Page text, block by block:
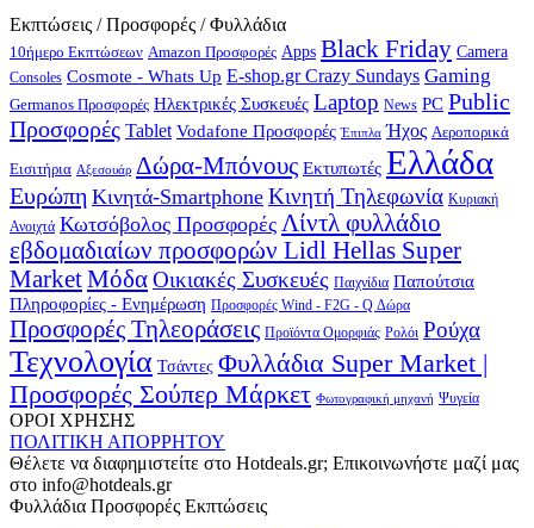
Εκπτώσεις / Προσφορές / Φυλλάδια
10ήμερο Εκπτώσεων Amazon Προσφορές Apps Black Friday Camera
Consoles Cosmote - Whats Up E-shop.gr Crazy Sundays Gaming
Germanos Προσφορές Hλεκτρικές Συσκευές Laptop News PC Public
Προσφορές Tablet Vodafone Προσφορές Έπιπλα Ήχος Αεροπορικά
Εισιτήρια Αξεσουάρ Δώρα-Μπόνους Εκτυπωτές Ελλάδα
Ευρώπη Κινητά-Smartphone Κινητή Τηλεφωνία Κυριακή
Ανοιχτά Κωτσόβολος Προσφορές Λίντλ φυλλάδιο
εβδομαδιαίων προσφορών Lidl Hellas Super
MarketΜόδαΟικιακές Συσκευές Παιχνίδια Παπούτσια
Πληροφορίες - Ενημέρωση Προσφορές Wind - F2G - Q Δώρα
Προσφορές Τηλεοράσεις Προϊόντα Ομορφιάς Ρολόι Ρούχα
Τεχνολογία Τσάντες Φυλλάδια Super Market |
Προσφορές Σούπερ Μάρκετ Φωτογραφική μηχανή Ψυγεία
ΟΡΟΙ ΧΡΗΣΗΣ
ΠΟΛΙΤΙΚΗ ΑΠΟΡΡΗΤΟΥ
Θέλετε να διαφημιστείτε στο Hotdeals.gr; Επικοινωνήστε μαζί μας
στο info@hotdeals.gr
Φυλλάδια Προσφορές Εκπτώσεις